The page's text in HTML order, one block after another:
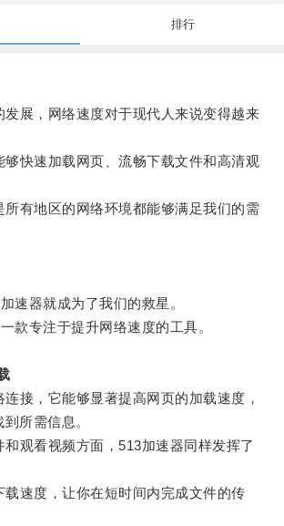
排行
展，网络速度对于现代人来说变得越来
快速加载网页、流畅下载文件和高清观
有地区的网络环境都能够满足我们的需
器就成为了我们的救星。
专注于提升网络速度的工具。
，它能够显著提高网页的加载速度，
所需信息。
看视频方面，513加速器同样发挥了
速度，让你在短时间内完成文件的传